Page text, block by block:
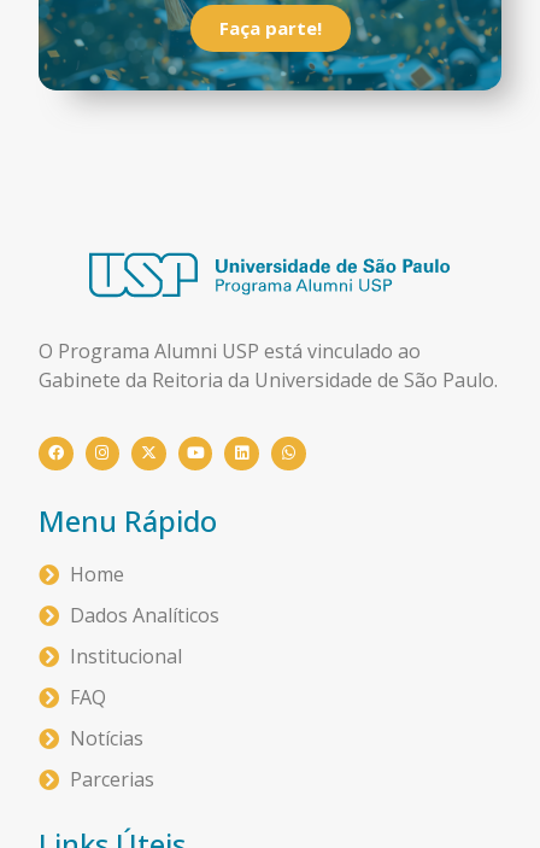
Faça parte!
O Programa Alumni USP está vinculado ao
Gabinete da Reitoria da Universidade de São Paulo.
Menu Rápido
Home
Dados Analíticos
Institucional
FAQ
Notícias
Parcerias